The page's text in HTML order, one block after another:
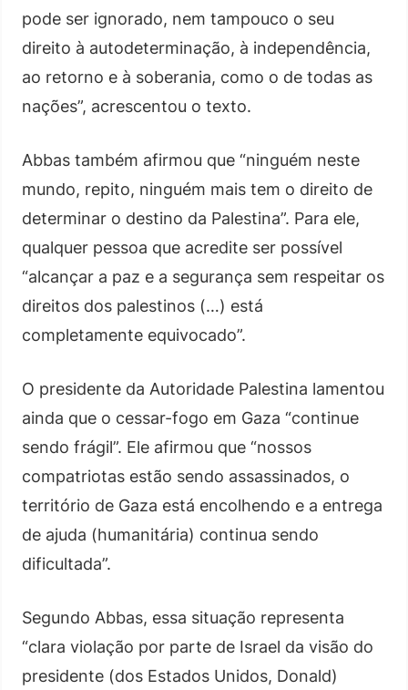
pode ser ignorado, nem tampouco o seu
direito à autodeterminação, à independência,
ao retorno e à soberania, como o de todas as
nações”, acrescentou o texto.
Abbas também afirmou que “ninguém neste
mundo, repito, ninguém mais tem o direito de
determinar o destino da Palestina”. Para ele,
qualquer pessoa que acredite ser possível
“alcançar a paz e a segurança sem respeitar os
direitos dos palestinos (…) está
completamente equivocado”.
O presidente da Autoridade Palestina lamentou
ainda que o cessar-fogo em Gaza “continue
sendo frágil”. Ele afirmou que “nossos
compatriotas estão sendo assassinados, o
território de Gaza está encolhendo e a entrega
de ajuda (humanitária) continua sendo
dificultada”.
Segundo Abbas, essa situação representa
“clara violação por parte de Israel da visão do
presidente (dos Estados Unidos, Donald)